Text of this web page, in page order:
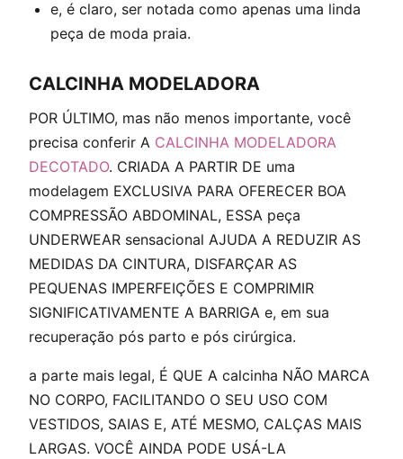
e, é claro, ser notada como apenas uma linda
peça de moda praia.
CALCINHA MODELADORA
POR ÚLTIMO, mas não menos importante, você
precisa conferir A CALCINHA MODELADORA
DECOTADO. CRIADA A PARTIR DE uma
modelagem EXCLUSIVA PARA OFERECER BOA
COMPRESSÃO ABDOMINAL, ESSA peça
UNDERWEAR sensacional AJUDA A REDUZIR AS
MEDIDAS DA CINTURA, DISFARÇAR AS
PEQUENAS IMPERFEIÇÕES E COMPRIMIR
SIGNIFICATIVAMENTE A BARRIGA e, em sua
recuperação pós parto e pós cirúrgica.
a parte mais legal, É QUE A calcinha NÃO MARCA
NO CORPO, FACILITANDO O SEU USO COM
VESTIDOS, SAIAS E, ATÉ MESMO, CALÇAS MAIS
LARGAS. VOCÊ AINDA PODE USÁ-LA